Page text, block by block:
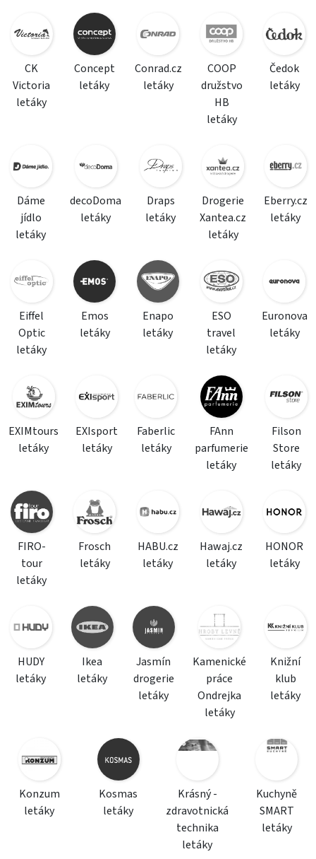
CK
Victoria
letáky
Concept
letáky
Conrad.cz
letáky
COOP
družstvo
HB
letáky
Čedok
letáky
Dáme
jídlo
letáky
decoDoma
letáky
Draps
letáky
Drogerie
Xantea.cz
letáky
Eberry.cz
letáky
Eiffel
Optic
letáky
Emos
letáky
Enapo
letáky
ESO
travel
letáky
Euronova
letáky
EXIMtours
letáky
EXIsport
letáky
Faberlic
letáky
FAnn
parfumerie
letáky
Filson
Store
letáky
FIRO-
tour
letáky
Frosch
letáky
HABU.cz
letáky
Hawaj.cz
letáky
HONOR
letáky
HUDY
letáky
Ikea
letáky
Jasmín
drogerie
letáky
Kamenické
práce
Ondrejka
letáky
Knižní
klub
letáky
Konzum
letáky
Kosmas
letáky
Krásný -
zdravotnická
technika
letáky
Kuchyně
SMART
letáky